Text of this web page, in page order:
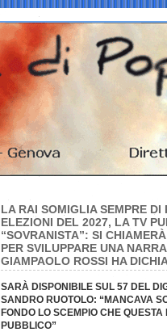
LA RAI SOMIGLIA SEMPRE DI
ELEZIONI DEL 2027, LA TV
“SOVRANISTA”: SI
PER SVILUPPARE UNA
GIAMPAOLO ROSSI HA
SARÀ DISPONIBILE SUL 57 DEL
SANDRO RUOTOLO: “MANCAVA
FONDO LO SCEMPIO CHE
PUBBLICO”